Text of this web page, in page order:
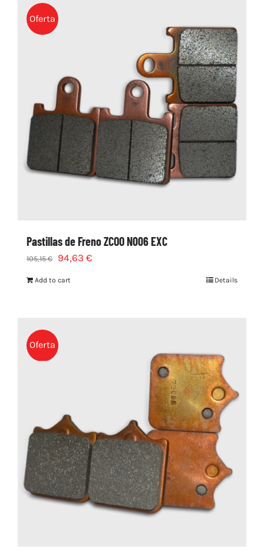
Oferta
Pastillas de Freno ZCOO N006 EXC
105,15€ 94,63 €
Add to cart Details
Oferta